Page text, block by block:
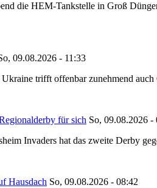
die HEM-Tankstelle in Groß
09.08.2026 - 11:33
trifft offenbar zunehmend
für sich So, 09.08.2026 -
Invaders hat das zweite Derby
Hausdach So, 09.08.2026 - 08:42